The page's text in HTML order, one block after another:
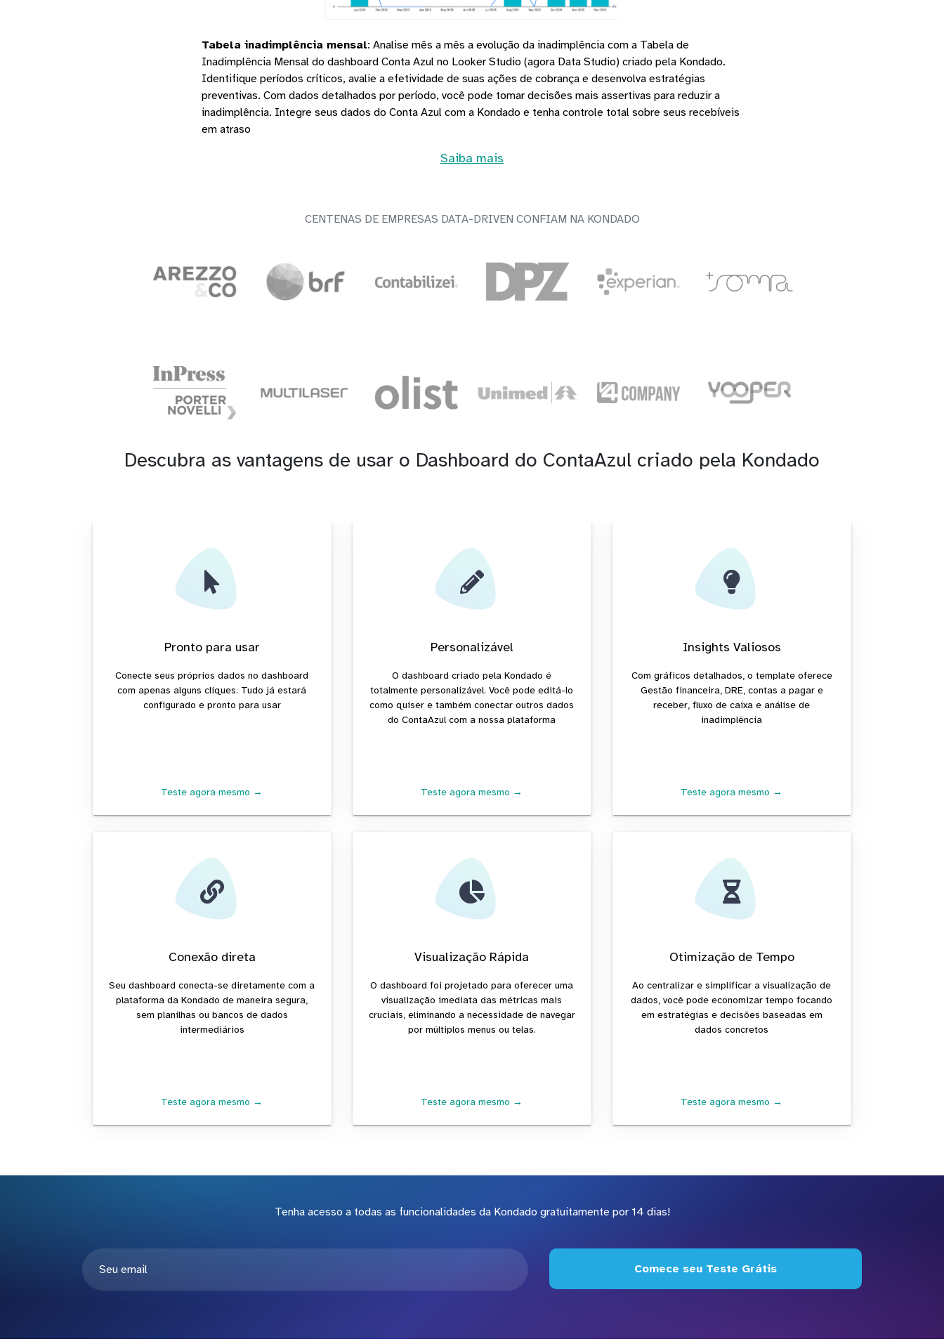
Tabela inadimplência mensal: Analise mês a mês a evolução da inadimplência com a Tabela de
Inadimplência Mensal do dashboard Conta Azul no Looker Studio (agora Data Studio) criado pela Kondado.
Identifique períodos críticos, avalie a efetividade de suas ações de cobrança e desenvolva estratégias
preventivas. Com dados detalhados por período, você pode tomar decisões mais assertivas para reduzir a
inadimplência. Integre seus dados do Conta Azul com a Kondado e tenha controle total sobre seus recebíveis
em atraso
Saiba mais
CENTENAS DE EMPRESAS DATA-DRIVEN CONFIAM NA KONDADO
Descubra as vantagens de usar o Dashboard do ContaAzul criado pela Kondado
Pronto para usar
Conecte seus próprios dados no dashboard
com apenas alguns cliques. Tudo já estará
configurado e pronto para usar
Teste agora mesmo →
Personalizável
O dashboard criado pela Kondado é
totalmente personalizável. Você pode editá-lo
como quiser e também conectar outros dados
do ContaAzul com a nossa plataforma
Teste agora mesmo →
Insights Valiosos
Com gráficos detalhados, o template oferece
Gestão financeira, DRE, contas a pagar e
receber, fluxo de caixa e análise de
inadimplência
Teste agora mesmo →
Conexão direta
Seu dashboard conecta-se diretamente com a
plataforma da Kondado de maneira segura,
sem planilhas ou bancos de dados
intermediários
Teste agora mesmo →
Visualização Rápida
O dashboard foi projetado para oferecer uma
visualização imediata das métricas mais
cruciais, eliminando a necessidade de navegar
por múltiplos menus ou telas.
Teste agora mesmo →
Otimização de Tempo
Ao centralizar e simplificar a visualização de
dados, você pode economizar tempo focando
em estratégias e decisões baseadas em
dados concretos
Teste agora mesmo →
Tenha acesso a todas as funcionalidades da Kondado gratuitamente por 14 dias!
Comece seu Teste Grátis